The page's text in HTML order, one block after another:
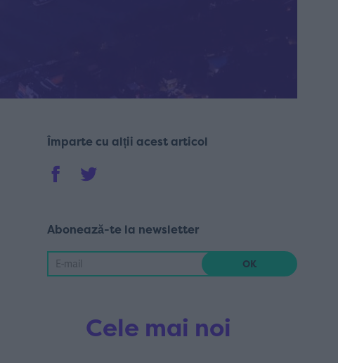
Împarte cu alții acest articol
Abonează-te la newsletter
Cele mai noi